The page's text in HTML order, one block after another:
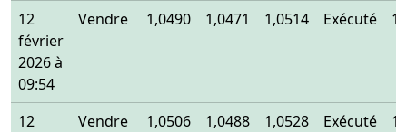
12
février
2026 à
09:54
Vendre 1,0490 1,0471 1,0514 Exécuté
12
Vendre 1,0506 1,0488 1,0528 Exécuté